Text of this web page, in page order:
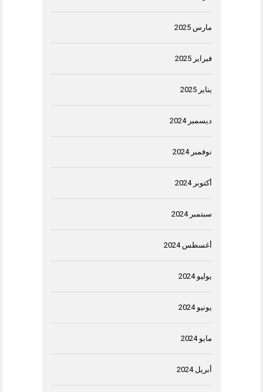
مارس 2025
فبراير 2025
يناير 2025
ديسمبر 2024
نوفمبر 2024
أكتوبر 2024
سبتمبر 2024
أغسطس 2024
يوليو 2024
يونيو 2024
مايو 2024
أبريل 2024